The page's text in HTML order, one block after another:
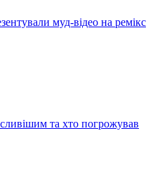
муд-відео на ремікс
та хто погрожував